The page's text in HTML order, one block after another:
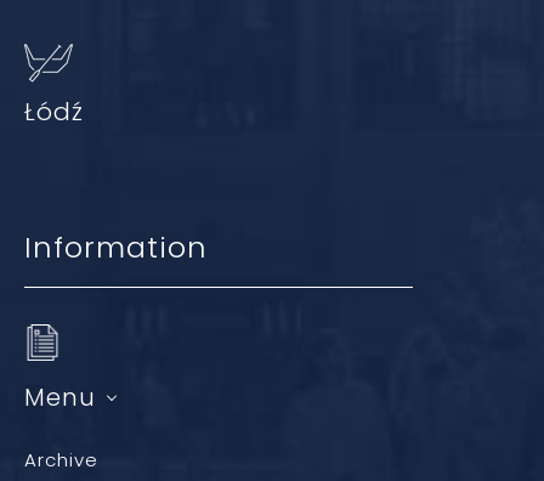
Łódź
Information
Menu
Archive